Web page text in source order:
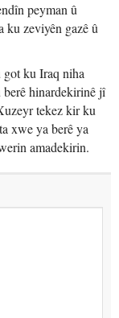
peyman û
ku zeviyên gazê û
ku Iraq niha
hinardekirinê jî
tekez kir ku
xwe ya berê ya
amadekirin.